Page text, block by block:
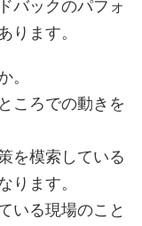
バックのパフォ
ります。
。
ころでの動きを
を模索している
ります。
いる現場のこと